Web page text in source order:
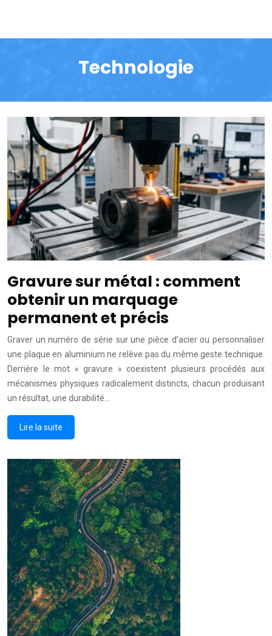
Technologie
Gravure sur métal : comment
obtenir un marquage
permanent et précis
Graver un numéro de série sur une pièce d’acier ou personnaliser
une plaque en aluminium ne relève pas du même geste technique.
Derrière le mot « gravure » coexistent plusieurs procédés aux
mécanismes physiques radicalement distincts, chacun produisant
un résultat, une durabilité…
Lire la suite